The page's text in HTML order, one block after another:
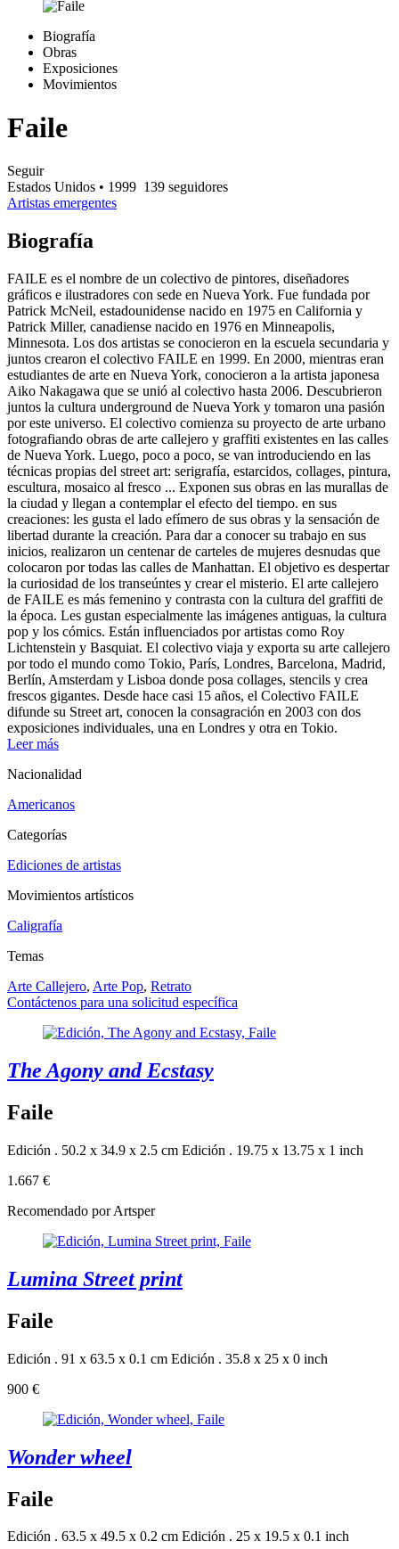
Biografía
Obras
Exposiciones
Movimientos
Faile
Seguir
Estados Unidos • 1999 139 seguidores
Artistas emergentes
Biografía
FAILE es el nombre de un colectivo de pintores, diseñadores
gráficos e ilustradores con sede en Nueva York. Fue fundada por
Patrick McNeil, estadounidense nacido en 1975 en California y
Patrick Miller, canadiense nacido en 1976 en Minneapolis,
Minnesota. Los dos artistas se conocieron en la escuela secundaria y
juntos crearon el colectivo FAILE en 1999. En 2000, mientras eran
estudiantes de arte en Nueva York, conocieron a la artista japonesa
Aiko Nakagawa que se unió al colectivo hasta 2006. Descubrieron
juntos la cultura underground de Nueva York y tomaron una pasión
por este universo. El colectivo comienza su proyecto de arte urbano
fotografiando obras de arte callejero y graffiti existentes en las calles
de Nueva York. Luego, poco a poco, se van introduciendo en las
técnicas propias del street art: serigrafía, estarcidos, collages, pintura,
escultura, mosaico al fresco ... Exponen sus obras en las murallas de
la ciudad y llegan a contemplar el efecto del tiempo. en sus
creaciones: les gusta el lado efímero de sus obras y la sensación de
libertad durante la creación. Para dar a conocer su trabajo en sus
inicios, realizaron un centenar de carteles de mujeres desnudas que
colocaron por todas las calles de Manhattan. El objetivo es despertar
la curiosidad de los transeúntes y crear el misterio. El arte callejero
de FAILE es más femenino y contrasta con la cultura del graffiti de
la época. Les gustan especialmente las imágenes antiguas, la cultura
pop y los cómics. Están influenciados por artistas como Roy
Lichtenstein y Basquiat. El colectivo viaja y exporta su arte callejero
por todo el mundo como Tokio, París, Londres, Barcelona, Madrid,
Berlín, Amsterdam y Lisboa donde posa collages, stencils y crea
frescos gigantes. Desde hace casi 15 años, el Colectivo FAILE
difunde su Street art, conocen la consagración en 2003 con dos
exposiciones individuales, una en Londres y otra en Tokio.
Leer más
Nacionalidad
Americanos
Categorías
Ediciones de artistas
Movimientos artísticos
Caligrafía
Temas
Arte Callejero, Arte Pop, Retrato
Contáctenos para una solicitud específica
The Agony and Ecstasy
Faile
Edición . 50.2 x 34.9 x 2.5 cm Edición . 19.75 x 13.75 x 1 inch
1.667 €
Recomendado por Artsper
Lumina Street print
Faile
Edición . 91 x 63.5 x 0.1 cm Edición . 35.8 x 25 x 0 inch
900 €
Wonder wheel
Faile
Edición . 63.5 x 49.5 x 0.2 cm Edición . 25 x 19.5 x 0.1 inch